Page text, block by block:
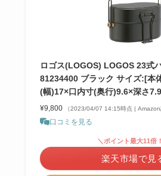
ロゴス(LOGOS) LOGOS 23式
81234400 ブラック サイズ:[本
(幅)17×口内寸(奥行)9.6×深さ
¥9,800 （2023/04/07 14:15時点 | Amazon
口コミを見る
＼ポイント最大11倍
楽天市場で見